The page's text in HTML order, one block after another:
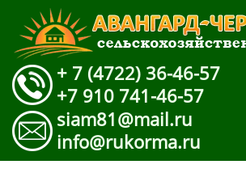
+ 7 (4722) 36-46-57
+7 910 741-46-57
siam81@mail.ru
info@rukorma.ru